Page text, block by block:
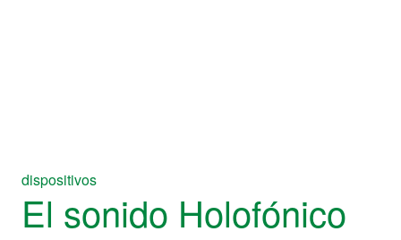
dispositivos
El sonido Holofónico